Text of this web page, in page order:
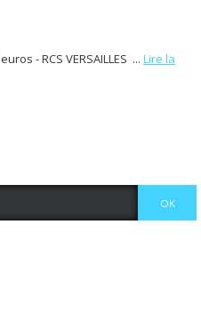
- RCS VERSAILLES ... Lire la